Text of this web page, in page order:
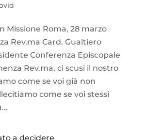
Missione Roma, 28 marzo
Rev.ma Card. Gualtiero
Conferenza Episcopale
Rev.ma, ci scusi il nostro
come se voi già non
come se voi stessi
a decidere